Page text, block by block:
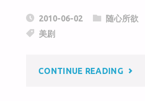
h
at
W
o
c
e
o
2010-06-02
随心所欲
美剧
CONTINUE READING"LOST